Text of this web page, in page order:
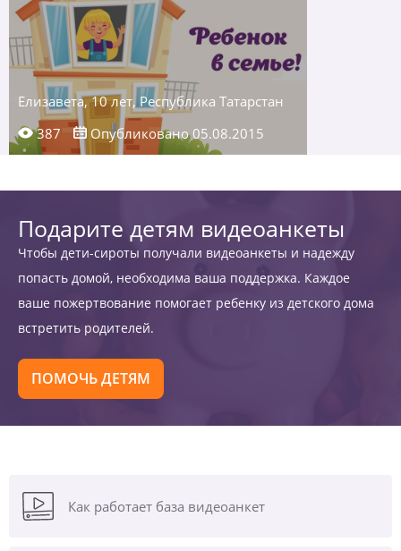
Елизавета, 10 лет, Республика Татарстан
387
Опубликовано 05.08.2015
Подарите детям видеоанкеты
Чтобы дети-сироты получали видеоанкеты и надежду
попасть домой, необходима ваша поддержка. Каждое
ваше пожертвование помогает ребенку из детского дома
встретить родителей.
ПОМОЧЬ ДЕТЯМ
Как работает база видеоанкет